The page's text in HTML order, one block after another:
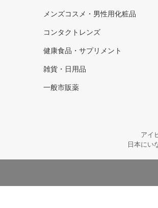
メンズコスメ・男性用化粧品
コンタクトレンズ
健康食品・サプリメント
雑貨・日用品
一般市販薬
アイ
日本にい